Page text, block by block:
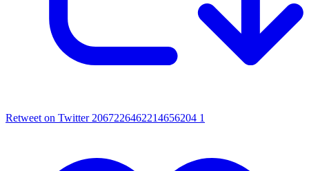
Retweet on Twitter 2067226462214656204 1